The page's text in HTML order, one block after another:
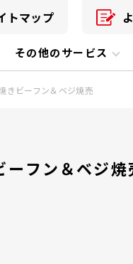
その他のサービス
トマップ
きビーフン＆ベジ焼売
フン＆ベジ焼